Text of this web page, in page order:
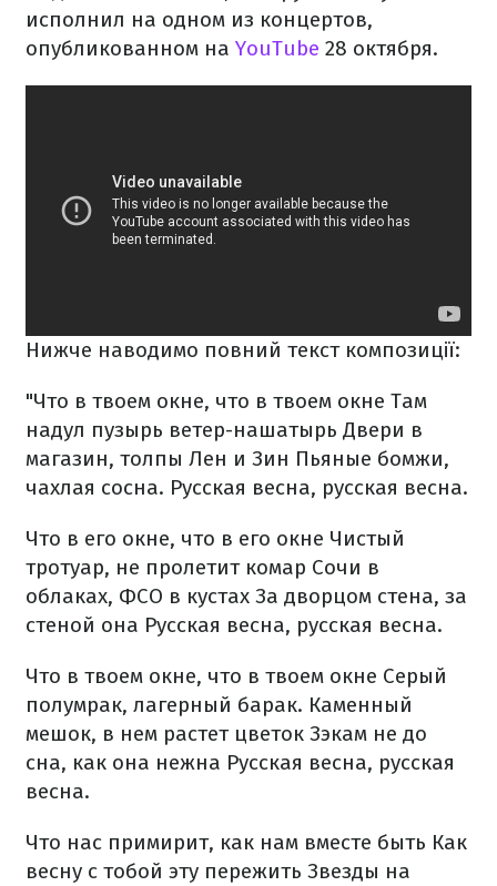
исполнил на одном из концертов,
опубликованном на YouTube 28 октября.
Нижче наводимо повний текст композиції:
"Что в твоем окне, что в твоем окне Там
надул пузырь ветер-нашатырь Двери в
магазин, толпы Лен и Зин Пьяные бомжи,
чахлая сосна. Русская весна, русская весна.
Что в его окне, что в его окне Чистый
тротуар, не пролетит комар Сочи в
облаках, ФСО в кустах За дворцом стена, за
стеной она Русская весна, русская весна.
Что в твоем окне, что в твоем окне Серый
полумрак, лагерный барак. Каменный
мешок, в нем растет цветок Зэкам не до
сна, как она нежна Русская весна, русская
весна.
Что нас примирит, как нам вместе быть Как
весну с тобой эту пережить Звезды на